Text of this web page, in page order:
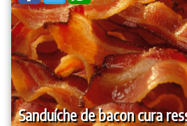
Sanduíche de bacon cura